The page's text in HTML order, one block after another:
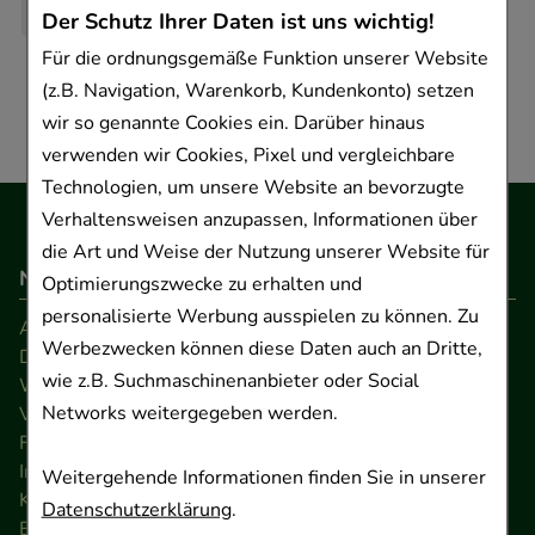
Der Schutz Ihrer Daten ist uns wichtig!
Für die ordnungsgemäße Funktion unserer Website
(z.B. Navigation, Warenkorb, Kundenkonto) setzen
wir so genannte Cookies ein. Darüber hinaus
verwenden wir Cookies, Pixel und vergleichbare
Technologien, um unsere Website an bevorzugte
Verhaltensweisen anzupassen, Informationen über
die Art und Weise der Nutzung unserer Website für
Optimierungszwecke zu erhalten und
personalisierte Werbung ausspielen zu können. Zu
Werbezwecken können diese Daten auch an Dritte,
wie z.B. Suchmaschinenanbieter oder Social
Networks weitergegeben werden.
Weitergehende Informationen finden Sie in unserer
Datenschutzerklärung.
Navigation
AGB
Datenschutz
Widerrufsrecht
Versandkosten
FAQ
Impressum
Kontakt
Barrierefreiheitserklärung